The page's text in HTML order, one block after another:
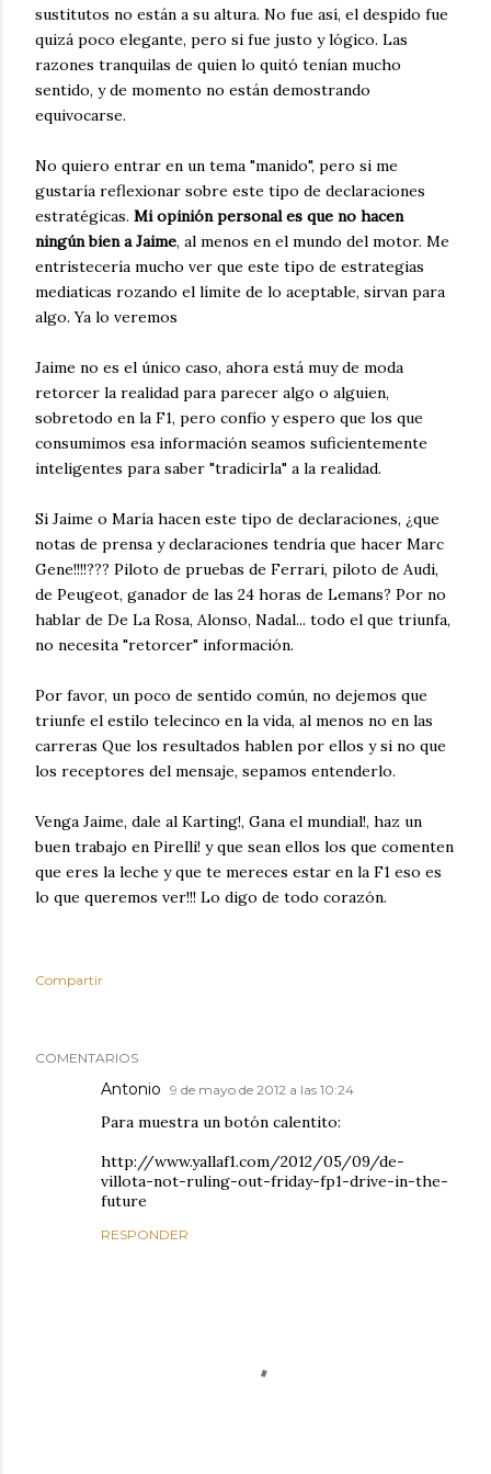
sustitutos no están a su altura. No fue así, el despido fue
quizá poco elegante, pero si fue justo y lógico. Las
razones tranquilas de quien lo quitó tenían mucho
sentido, y de momento no están demostrando
equivocarse.
No quiero entrar en un tema "manido", pero si me
gustaría reflexionar sobre este tipo de declaraciones
estratégicas. Mi opinión personal es que no hacen
ningún bien a Jaime, al menos en el mundo del motor. Me
entristecería mucho ver que este tipo de estrategias
mediaticas rozando el límite de lo aceptable, sirvan para
algo. Ya lo veremos
Jaime no es el único caso, ahora está muy de moda
retorcer la realidad para parecer algo o alguien,
sobretodo en la F1, pero confío y espero que los que
consumimos esa información seamos suficientemente
inteligentes para saber "tradicirla" a la realidad.
Si Jaime o María hacen este tipo de declaraciones, ¿que
notas de prensa y declaraciones tendría que hacer Marc
Gene!!!!??? Piloto de pruebas de Ferrari, piloto de Audi,
de Peugeot, ganador de las 24 horas de Lemans? Por no
hablar de De La Rosa, Alonso, Nadal... todo el que triunfa,
no necesita "retorcer" información.
Por favor, un poco de sentido común, no dejemos que
triunfe el estilo telecinco en la vida, al menos no en las
carreras Que los resultados hablen por ellos y si no que
los receptores del mensaje, sepamos entenderlo.
Venga Jaime, dale al Karting!, Gana el mundial!, haz un
buen trabajo en Pirelli! y que sean ellos los que comenten
que eres la leche y que te mereces estar en la F1 eso es
lo que queremos ver!!! Lo digo de todo corazón.
Compartir
COMENTARIOS
Antonio 9 de mayo de 2012 a las 10:24
Para muestra un botón calentito:
http://www.yallaf1.com/2012/05/09/de-
villota-not-ruling-out-friday-fp1-drive-in-the-
future
RESPONDER